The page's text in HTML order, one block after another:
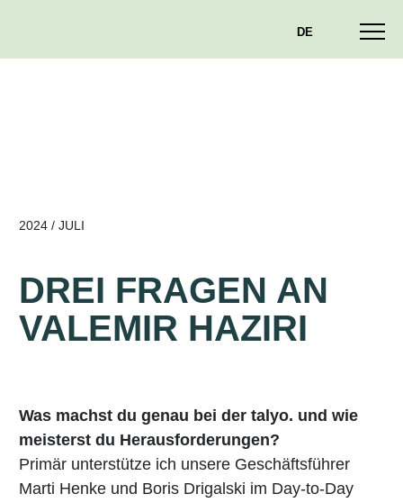
DE
2024 / JULI
DREI FRAGEN AN
VALEMIR HAZIRI
Was machst du genau bei der talyo. und wie
meisterst du Herausforderungen?
Primär unterstütze ich unsere Geschäftsführer
Marti Henke und Boris Drigalski im Day-to-Day